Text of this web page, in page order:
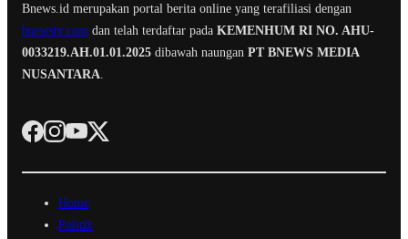
Bnews.id merupakan portal berita online yang terafiliasi dengan
bnewstv.com dan telah terdaftar pada KEMENHUM RI NO. AHU-
0033219.AH.01.01.2025 dibawah naungan PT BNEWS MEDIA
NUSANTARA
Home
Politik